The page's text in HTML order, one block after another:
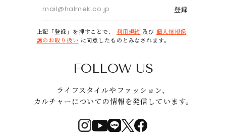
登録
上記「登録」を押すことで、 利用規約 及び 個人情報保
護のお取り扱い に同意したものとみなされます。
FOLLOW US
ライフスタイルやファッション、
カルチャーについての情報を発信しています。